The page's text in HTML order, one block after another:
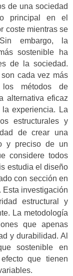
de una sociedad
principal en el
coste mientras se
embargo, la
sostenible ha
de la sociedad.
cada vez más
los métodos de
alternativa eficaz
experiencia. La
estructurales y
de crear una
y preciso de un
considere todos
estudia el diseño
con sección en
Esta investigación
estructural y
La metodología
que apenas
y durabilidad. Al
sostenible en
que tienen